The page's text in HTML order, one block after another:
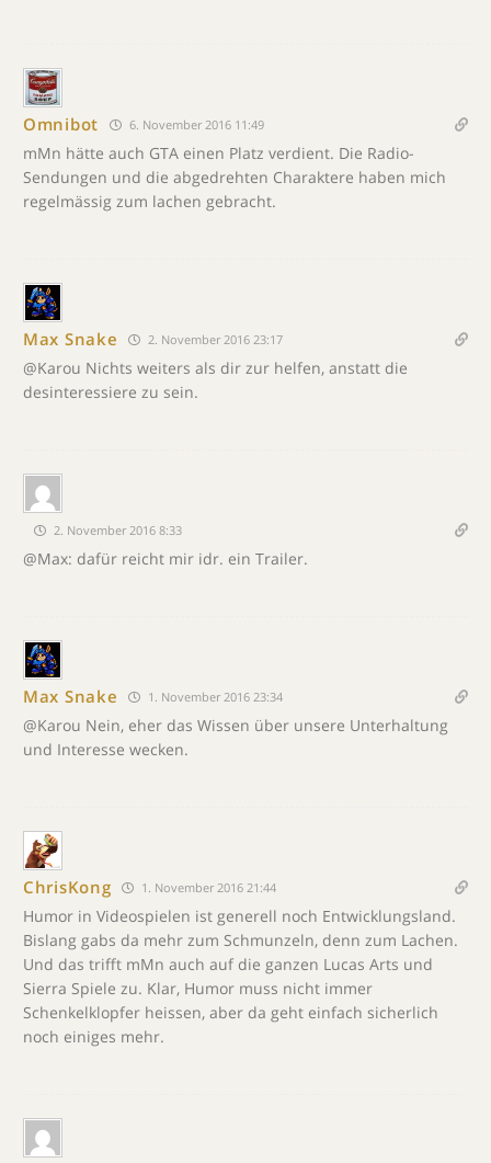
Omnibot 6. November 2016 11:49
mMn hätte auch GTA einen Platz verdient. Die Radio-
Sendungen und die abgedrehten Charaktere haben mich
regelmässig zum lachen gebracht.
Max Snake 2. November 2016 23:17
@Karou Nichts weiters als dir zur helfen, anstatt die
desinteressiere zu sein.
2. November 2016 8:33
@Max: dafür reicht mir idr. ein Trailer.
Max Snake 1. November 2016 23:34
@Karou Nein, eher das Wissen über unsere Unterhaltung
und Interesse wecken.
ChrisKong 1. November 2016 21:44
Humor in Videospielen ist generell noch Entwicklungsland.
Bislang gabs da mehr zum Schmunzeln, denn zum Lachen.
Und das trifft mMn auch auf die ganzen Lucas Arts und
Sierra Spiele zu. Klar, Humor muss nicht immer
Schenkelklopfer heissen, aber da geht einfach sicherlich
noch einiges mehr.